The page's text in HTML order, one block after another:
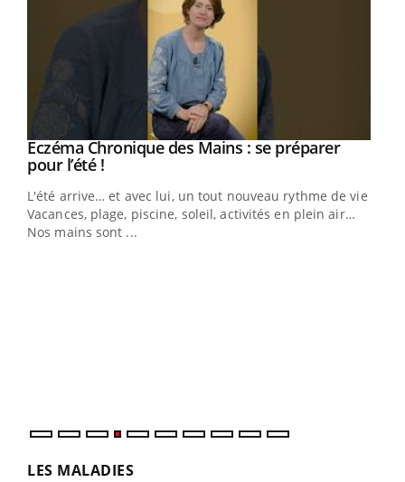
Youtube
Eczéma Chronique des Mains : se préparer
pour l’été !Youtube
L'été arrive… et avec lui, un tout nouveau rythme de vie !
Vacances, plage, piscine, soleil, activités en plein air…
Nos mains sont ...
LES MALADIES